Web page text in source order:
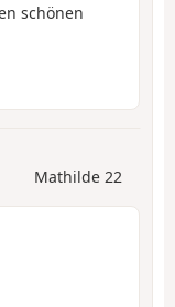
schönen
Mathilde 22